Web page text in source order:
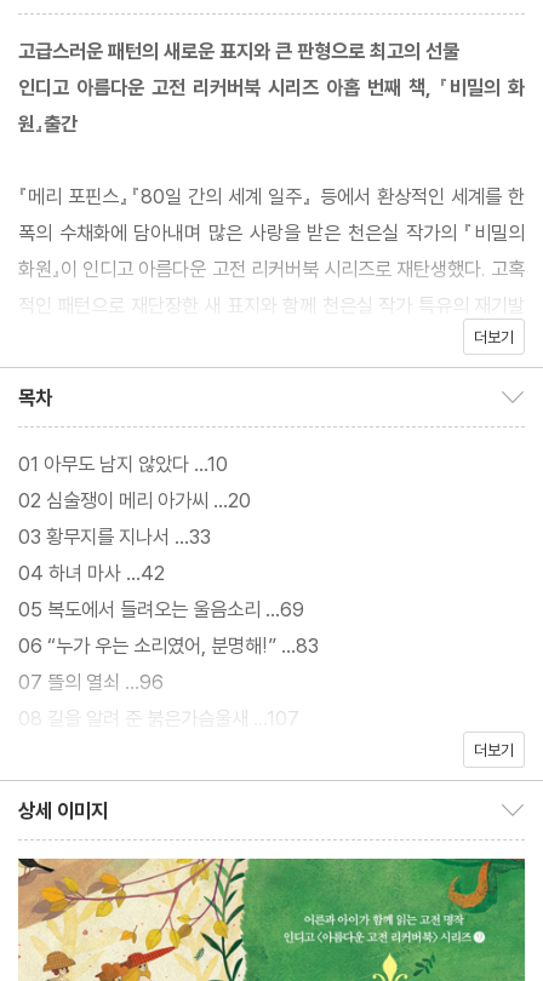
고급스러운 패턴의 새로운 표지와 큰 판형으로 최고의 선물
인디고 아름다운 고전 리커버북 시리즈 아홉 번째 책, 『비밀의 화
원』출간
『메리 포핀스』『80일 간의 세계 일주』 등에서 환상적인 세계를 한
폭의 수채화에 담아내며 많은 사랑을 받은 천은실 작가의 『비밀의
화원』이 인디고 아름다운 고전 리커버북 시리즈로 재탄생했다. 고혹
적인 패턴으로 재단장한 새 표지와 함께 천은실 작가 특유의 재기발
랄한 상상력으로 그려낸 비밀스러운 마법의 공간을 더욱 커진 판형
에서 뛰노는 동물들과 소년소녀들의 재기발랄함을 더욱 생생하게
느낄 수 있어 독자들에게 최고의 선물이 될 것이다.
독자들에게 어린 시절 명작의 감동 그대로
심술궂은 소년소녀를 누구에게나 사랑받는 존재로 바꾼
마법 가득한 비밀의 화원 이야기
『비밀의 화원』은 베일에 가려져 있던 화원이 10년 만에 열리면서 일
어나는 이야기다. 심술궂은 말라깽이 소녀 ‘메리’와 방 안에서만 지
내는 고집쟁이 소년 ‘콜린’이 친구 ‘디콘’을 통해 동물들과 교감하고
화원을 돌보면서 마음의 빗장을 서서히 열어 가는 과정이 따뜻하게
그려져 있다. 씨를 뿌리고, 물을 주고, 여린 잎이 돋아나는 것을 보며
금게 만든다. 어릴 때 『비밀의 화원』을 읽고 자란 어른, 처음 읽는 어
린아이 누구에게나 완연한 봄을 선사하는 사랑스러운 책이다.
더보기
목차
01 아무도 남지 않았다 …10
02 심술쟁이 메리 아가씨 …20
03 황무지를 지나서 …33
04 하녀 마사 …42
05 복도에서 들려오는 울음소리 …69
06 “누가 우는 소리였어, 분명해!” …83
07 뜰의 열쇠 …96
08 길을 알려 준 붉은가슴울새 …107
11 붉은가슴울새의 둥지 …156
12 “땅을 조금만 가질 수 있을까요?” …171
13 “난 콜린이야!” …186
14 어린 군주 …209
15 둥지 만들기 …229
더보기
상세 이미지